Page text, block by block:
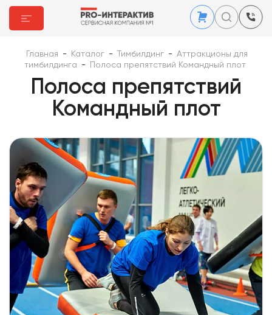
Главная - Каталог - Тимбилдинг - Аттракционы для
тимбилдинга
- Полоса препятствий Командный плот
Полоса препятствий
Командный плот